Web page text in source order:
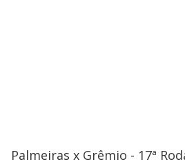
Palmeiras x Grêmio - 17ª